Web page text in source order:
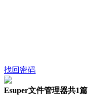
找回密码
Esuper文件管理器共1篇